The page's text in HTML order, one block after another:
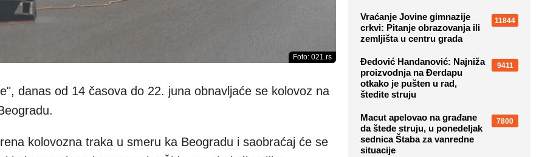
Foto: 021.rs
danas od 14 časova do 22. juna obnavljaće se kolovoz na
kolovozna traka u smeru ka Beogradu i saobraćaj će se
Vraćanje Jovine gimnazije
crkvi: Pitanje obrazovanja ili
zemljišta u centru grada
11844
Đedović Handanović: Najniža
proizvodnja na Đerdapu
otkako je pušten u rad,
štedite struju
9411
Macut apelovao na građane
da štede struju, u ponedeljak
sednica Štaba za vanredne
situacije
7800